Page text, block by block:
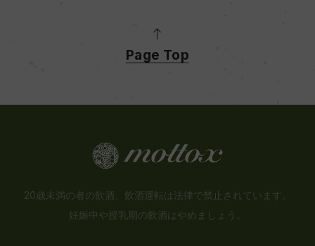
Page Top
20歳未満の者の飲酒、飲酒運転は法律で禁止されています。
妊娠中や授乳期の飲酒はやめましょう。